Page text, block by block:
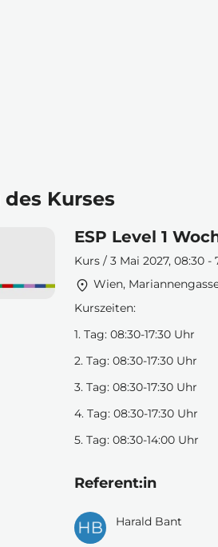
Kurses
ESP Level 1
Kurs / 3 Mai 2027, 08:30 -
Wien,
Kurszeiten:
1. Tag: 08:30-17:30 Uhr
2. Tag: 08:30-17:30 Uhr
3. Tag: 08:30-17:30 Uhr
4. Tag: 08:30-17:30 Uhr
5. Tag: 08:30-14:00 Uhr
Referent:in
Harald Bant